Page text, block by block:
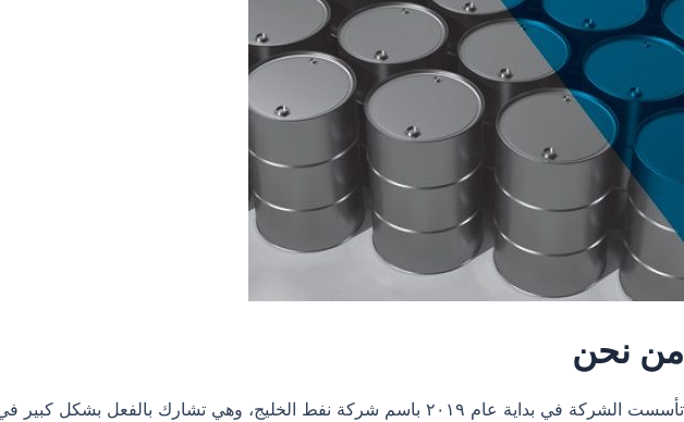
من نحن
تأسست الشركة في بداية عام ٢٠١٩ باسم شركة نفط الخليج، وهي